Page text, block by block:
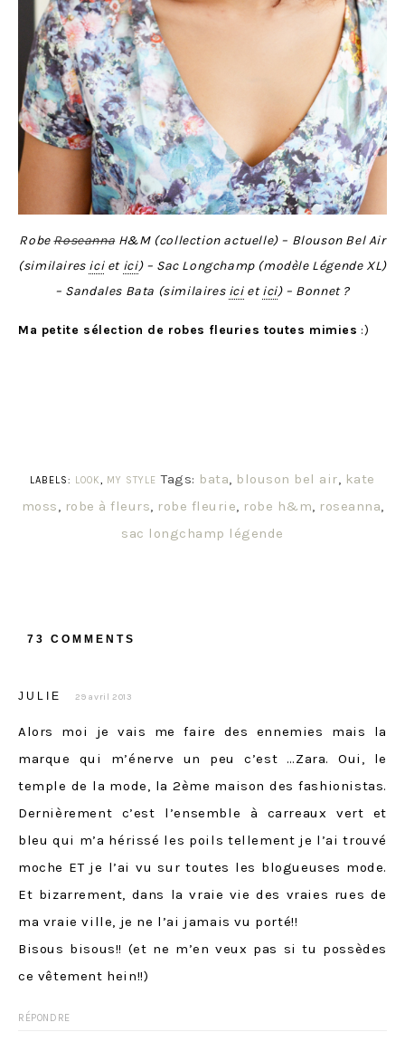
RobeRoseannaH&M (collection actuelle) – Blouson Bel Air
(similaires iciet ici) – Sac Longchamp (modèle Légende XL)
– Sandales Bata (similaires icietici) – Bonnet ?
Ma petite sélection de robes fleuries toutes mimies :)
LABELS: LOOK, MY STYLE Tags: bata, blouson bel air, kate
moss, robe à fleurs, robe fleurie, robe h&m, roseanna,
sac longchamp légende
73 COMMENTS
JULIE 29 avril 2013
Alors moi je vais me faire des ennemies mais la
marque qui m’énerve un peu c’est …Zara. Oui, le
temple de la mode, la 2ème maison des fashionistas.
Dernièrement c’est l’ensemble à carreaux vert et
bleu qui m’a hérissé les poils tellement je l’ai trouvé
moche ET je l’ai vu sur toutes les blogueuses mode.
Et bizarrement, dans la vraie vie des vraies rues de
ma vraie ville, je ne l’ai jamais vu porté!!
Bisous bisous!! (et ne m’en veux pas si tu possèdes
ce vêtement hein!!)
RÉPONDRE